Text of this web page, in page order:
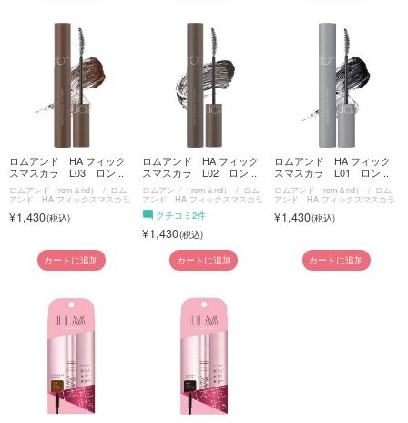
ロムアンド HA フィック
スマスカラ L03 ロン...
ロムアンド（rom＆nd） ロム
アンド HA フィックスマスカラ
1,430
カートに追加
ロムアンド HA フィック
スマスカラ L02 ロン...
ロムアンド（rom＆nd） ロム
アンド HA フィックスマスカラ
クチコミ2件
1,430
カートに追加
ロムアンド HA フィック
スマスカラ L01 ロン...
ロムアンド（rom＆nd） ロム
アンド HA フィックスマスカラ
1,430
カートに追加